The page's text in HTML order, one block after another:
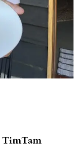
TimTam